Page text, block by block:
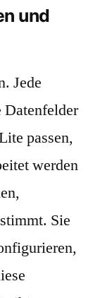
und
Jede
Datenfelder
passen,
werden
Sie